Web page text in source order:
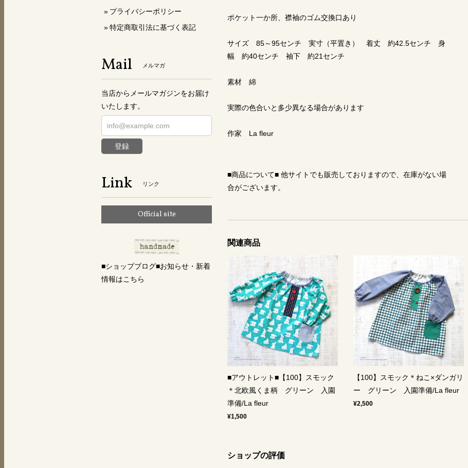
ポケット一か所、襟袖のゴム交換口あり
サイズ 85～95センチ 実寸（平置き） 着丈 約42.5センチ 身
幅 約40センチ 袖下 約21センチ
素材 綿
実際の色合いと多少異なる場合があります
作家 La fleur
■商品について■ 他サイトでも販売しておりますので、在庫がない場
合がございます。
関連商品
■アウトレット■【100】スモック
＊北欧風くま柄 グリーン 入園
準備/La fleur
¥1,500
【100】スモック＊ねこ×ダンガリ
ー グリーン 入園準備/La fleur
¥2,500
ショップの評価
プライバシーポリシー
特定商取引法に基づく表記
Mail メルマガ
当店からメールマガジンをお届け
いたします。
登録
Link リンク
Official site
■ショップブログ■お知らせ・新着
情報はこちら